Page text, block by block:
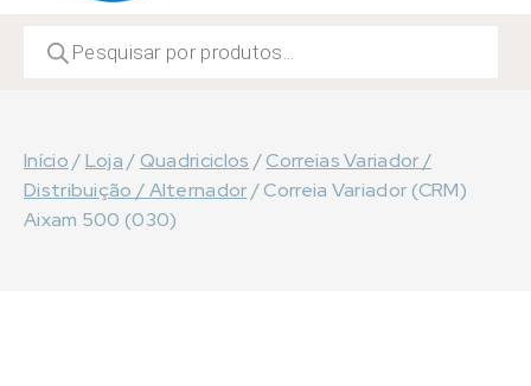
search
Início/Loja /Quadriciclos /Correias Variador /
Distribuição / Alternador/Correia Variador (CRM)
Aixam 500 (030)